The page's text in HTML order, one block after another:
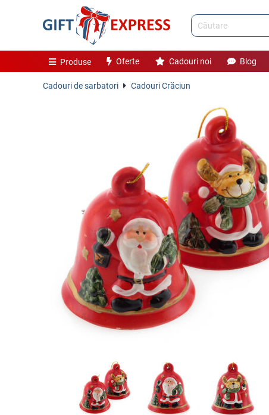
Produse Oferte Cadouri noi Blog
Cadouri de sarbatori Cadouri Crăciun